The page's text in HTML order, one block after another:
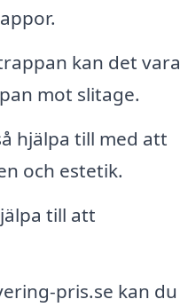
kan det vara
mot slitage.
hjälpa till med att
och estetik.
till att
pris.se kan du